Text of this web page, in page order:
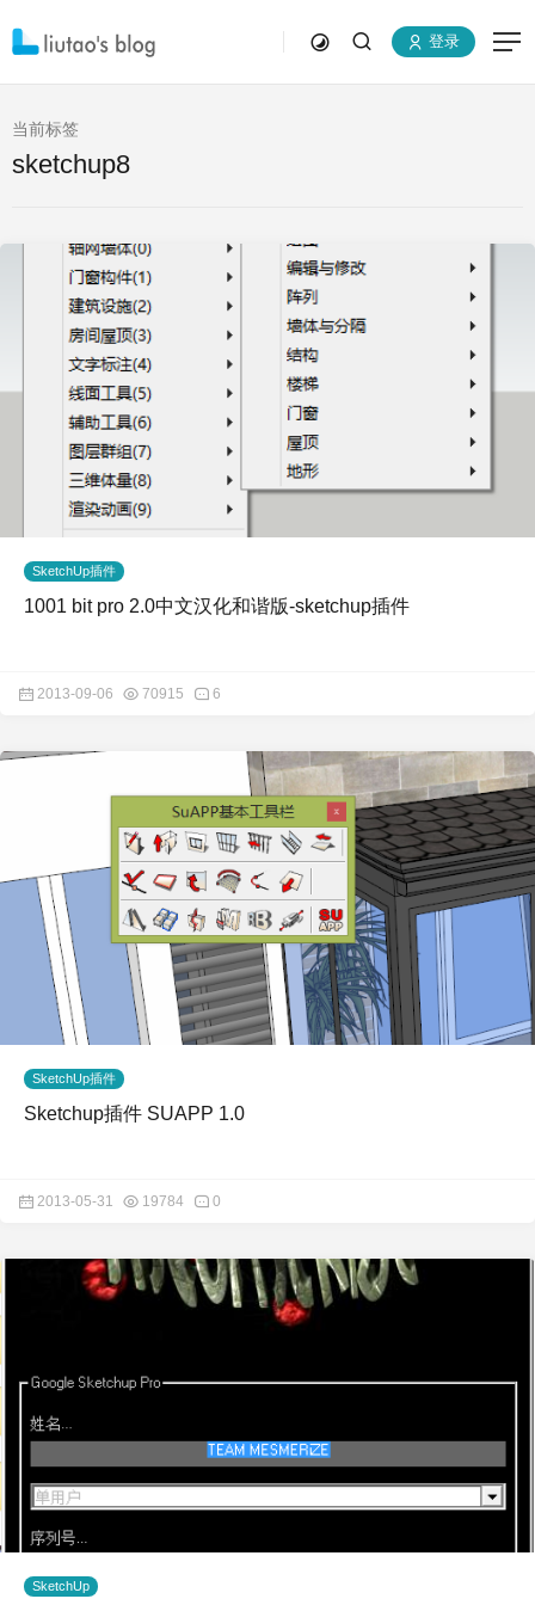
登录
当前标签
sketchup8
SketchUp插件
1001 bit pro 2.0中文汉化和谐版-sketchup插件
2013-09-06 70915 6
SketchUp插件
Sketchup插件 SUAPP 1.0
2013-05-31 19784 0
SketchUp